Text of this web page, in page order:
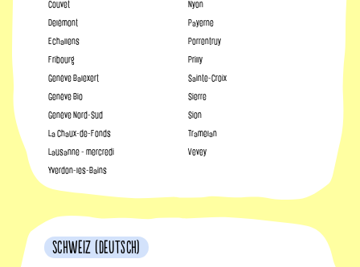
Couvet
Delémont
Echallens
Fribourg
Genève Balexert
Genève Bio
Genève Nord-Sud
La Chaux-de-Fonds
Lausanne - mercredi
Nyon
Payerne
Porrentruy
Prilly
Sainte-Croix
Sierre
Sion
Tramelan
Vevey
Yverdon-les-Bains
Schweiz (Deutsch)